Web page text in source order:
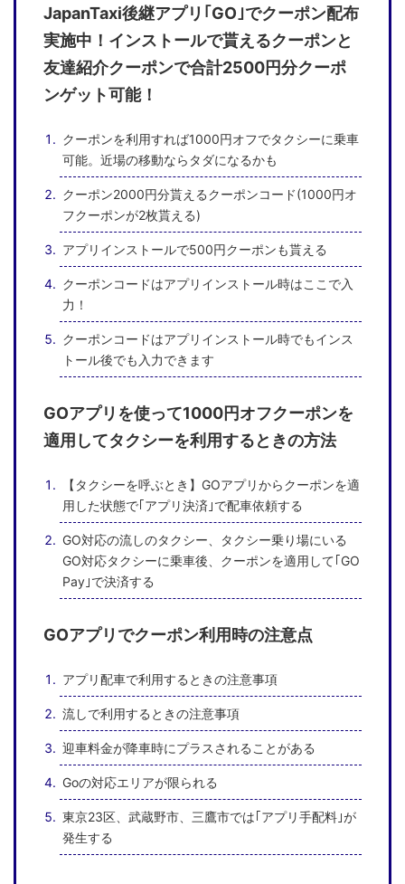
JapanTaxi後継アプリ｢GO｣でクーポン配布
実施中！インストールで貰えるクーポンと
友達紹介クーポンで合計2500円分クーポ
ンゲット可能！
クーポンを利用すれば1000円オフでタクシーに乗車
可能。近場の移動ならタダになるかも
クーポン2000円分貰えるクーポンコード(1000円オ
フクーポンが2枚貰える)
アプリインストールで500円クーポンも貰える
クーポンコードはアプリインストール時はここで入
力！
クーポンコードはアプリインストール時でもインス
トール後でも入力できます
GOアプリを使って1000円オフクーポンを
適用してタクシーを利用するときの方法
【タクシーを呼ぶとき】GOアプリからクーポンを適
用した状態で｢アプリ決済｣で配車依頼する
GO対応の流しのタクシー、タクシー乗り場にいる
GO対応タクシーに乗車後、クーポンを適用して｢GO
Pay｣で決済する
GOアプリでクーポン利用時の注意点
アプリ配車で利用するときの注意事項
流しで利用するときの注意事項
迎車料金が降車時にプラスされることがある
Goの対応エリアが限られる
東京23区、武蔵野市、三鷹市では｢アプリ手配料｣が
発生する